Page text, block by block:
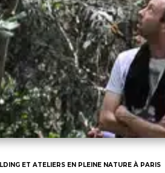
ET ATELIERS EN PLEINE NATURE À PARIS